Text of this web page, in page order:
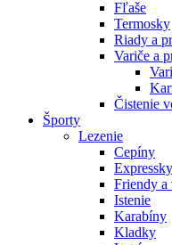
Fľaše
Termosky
Riady a
Variče a
Čistenie
Športy
Lezenie
Cepíny
Expressky
Friendy a
Istenie
Karabíny
Kladky